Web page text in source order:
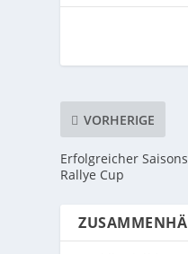
VORHERIGE
Erfolgreicher
Rallye Cup